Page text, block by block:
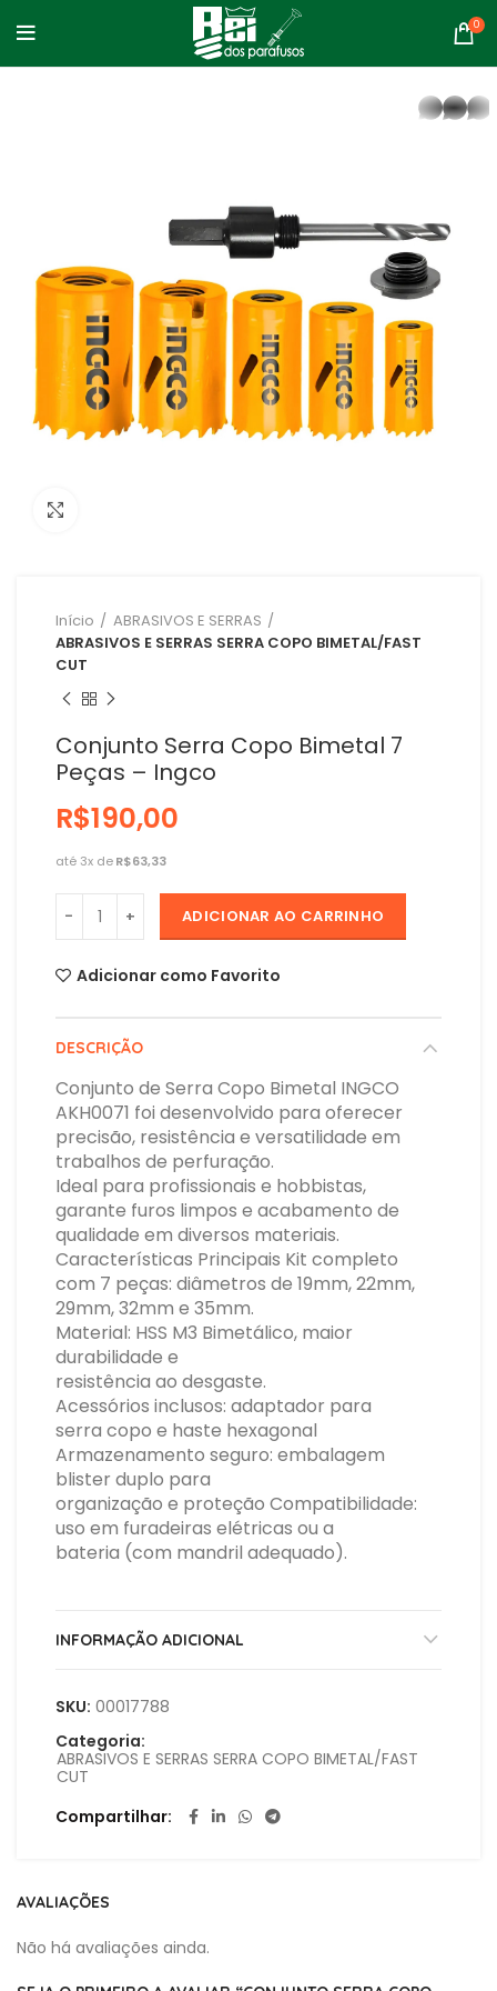
0
Início
ABRASIVOS E SERRAS
ABRASIVOS E SERRAS SERRA COPO BIMETAL/FAST
CUT
Conjunto Serra Copo Bimetal 7
Peças – Ingco
R$
R$
ADICIONAR AO CARRINHO
Adicionar como Favorito
DESCRIÇÃO
Conjunto de Serra Copo Bimetal INGCO
AKH0071 foi desenvolvido para oferecer
precisão, resistência e versatilidade em
trabalhos de perfuração.
Ideal para profissionais e hobbistas,
garante furos limpos e acabamento de
qualidade em diversos materiais.
Características Principais Kit completo
com 7 peças: diâmetros de 19mm, 22mm,
29mm, 32mm e 35mm.
Material: HSS M3 Bimetálico, maior
durabilidade e
resistência ao desgaste.
Acessórios inclusos: adaptador para
serra copo e haste hexagonal
Armazenamento seguro: embalagem
blister duplo para
organização e proteção Compatibilidade:
uso em furadeiras elétricas ou a
bateria (com mandril adequado).
INFORMAÇÃO ADICIONAL
SKU: 00017788
Categoria:
ABRASIVOS E SERRAS SERRA COPO BIMETAL/FAST
CUT
Compartilhar
AVALIAÇÕES
Não há avaliações ainda.
whatsapp